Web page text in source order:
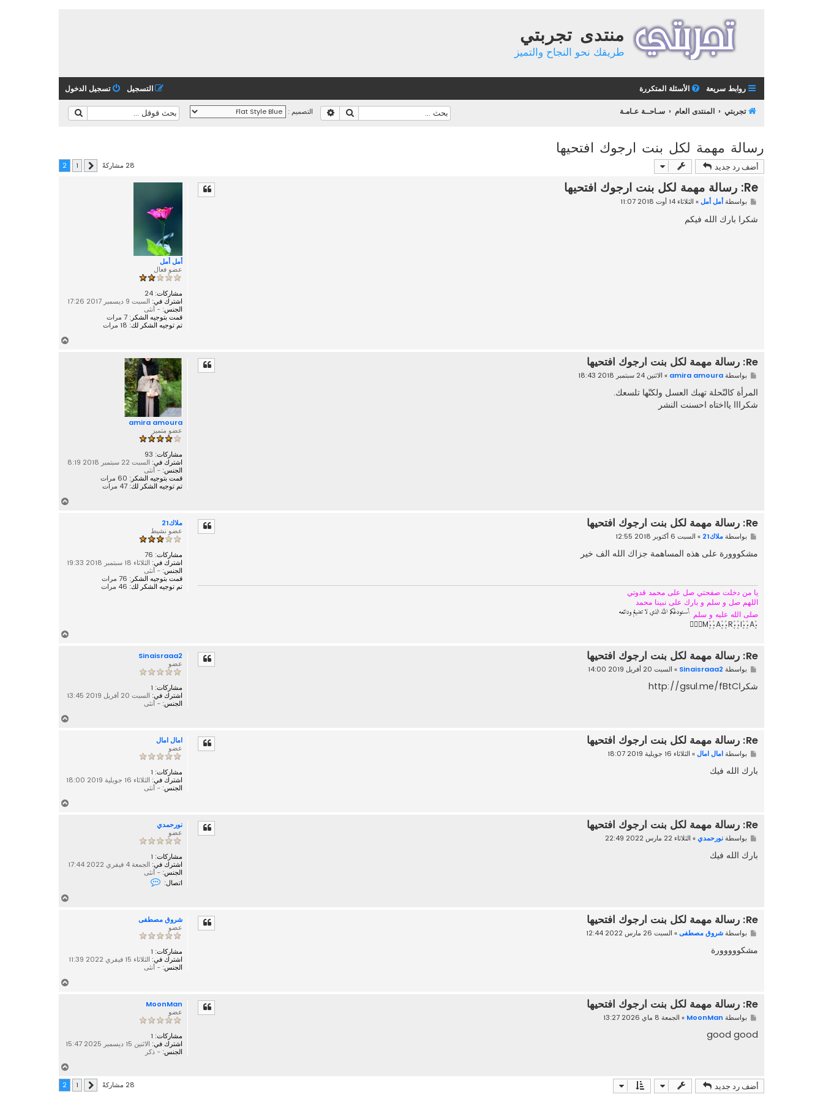
منتدى تجربتي
طريقك نحو النجاح والتميز
روابط سريعة الأسئلة المتكررة تسجيل الدخول التسجيل
تجربتي المنتدى العام سـاحــة عـامـة التصميم : بحث بحث متقدم
رسالة مهمة لكل بنت ارجوك افتحيها
أضف رد جديد 28 مشاركةً السابق 1
2
أمل أمل
عضو فعال
مشاركات: 24
اشترك في: السبت 9 ديسمبر 2017 17:26
الجنس: - أنثى
قمت بتوجيه الشكر: 7 مرات
تم توجيه الشكر لك: 18 مرات
Re: رسالة مهمة لكل بنت ارجوك افتحيها
م
ا
ر
بواسطةأمل أمل» الثلاثاء 14 أوت 2018 11:07
شكرا بارك الله فيكم
amira amoura
عضو متميز
مشاركات: 93
اشترك في: السبت 22 سبتمبر 2018 8:19
الجنس: - أنثى
قمت بتوجيه الشكر: 60 مرات
تم توجيه الشكر لك: 47 مرات
Re: رسالة مهمة لكل بنت ارجوك افتحيها
م
ر
ك
بواسطةamira amoura
» الاثنين 24 سبتمبر 2018 18:43
المرأة كالنّحلة تهبك العسل ولكنّها تلسعك.
شكرااا يااختاه احسنت النشر
ملاك21
عضو نشيط
مشاركات: 76
اشترك في: الثلاثاء 18 سبتمبر 2018 19:33
الجنس: - أنثى
قمت بتوجيه الشكر: 76 مرات
تم توجيه الشكر لك: 46 مرات
Re: رسالة مهمة لكل بنت ارجوك افتحيها
م
ا
ر
بواسطةملاك21 » السبت 6 أكتوبر 2018 12:55
مشكووورة على هذه المساهمة جزاك الله الف خير
يا من دخلت صفحتي صل على محمد قدوتي
اللهم صل و سلم و بارك على نبينا محمد
صلى الله عليه و سلم
۰۪۫M۪۫۰۰۪۫A۪۫۰۰۪۫R۪۫۰۰۪۫I۪۫۰۰۪۫A۪۫۰
Sinaisraaa2
عضو
مشاركات: 1
اشترك في: السبت 20 أفريل 2019 13:45
الجنس: - أنثى
Re: رسالة مهمة لكل بنت ارجوك افتحيها
م
ا
ر
بواسطة Sinaisraaa2
» السبت 20 أفريل 2019 14:00
شكراhttp://gsul.me/fBtC
امال امال
عضو
مشاركات: 1
اشترك في: الثلاثاء 16 جويلية 2019 18:00
الجنس: - أنثى
Re: رسالة مهمة لكل بنت ارجوك افتحيها
م
ر
بواسطةامال امال» الثلاثاء 16 جويلية 2019 18:07
بارك الله فيك
نورحمدي
عضو
مشاركات: 1
اشترك في: الجمعة 4 فيفري 2022 17:44
الجنس: - أنثى
اتصال:
ـ
و
م
د
Re: رسالة مهمة لكل بنت ارجوك افتحيها
م
ر
بواسطةنورحمدي» الثلاثاء 22 مارس 2022 22:49
بارك الله فيك
شروق مصطفى
عضو
مشاركات: 1
اشترك في: الثلاثاء 15 فيفري 2022 11:39
الجنس: - أنثى
Re: رسالة مهمة لكل بنت ارجوك افتحيها
م
ا
ر
بواسطةشروق مصطفى» السبت 26 مارس 2022 12:44
مشكووووورة
MoonMan
عضو
مشاركات: 1
اشترك في: الاثنين 15 ديسمبر 2025 15:47
الجنس: - ذكر
Re: رسالة مهمة لكل بنت ارجوك افتحيها
م
ا
ر
بواسطة MoonMan
» الجمعة 8 ماي 2026 13:27
good good
ع
أضف رد جديد 28 مشاركةً السابق 1
2